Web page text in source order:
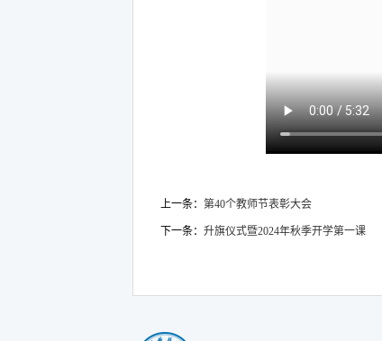
上一条： 第40个教师节表彰大会
下一条： 升旗仪式暨2024年秋季开学第一课